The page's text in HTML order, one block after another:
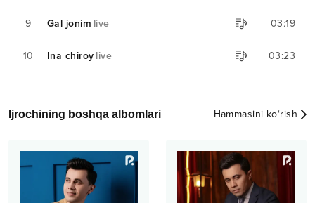
9 Gal jonim live 03:19
10 Ina chiroy live 03:23
Ijrochining boshqa albomlari Hammasini ko‘rish